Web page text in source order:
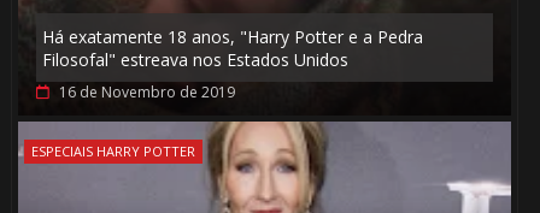
Há exatamente 18 anos, "Harry Potter e a Pedra
Filosofal" estreava nos Estados Unidos
16 de Novembro de 2019
ESPECIAIS HARRY POTTER